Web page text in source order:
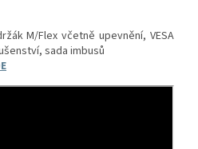
M/Flex včetně upevnění, VESA
sada imbusů